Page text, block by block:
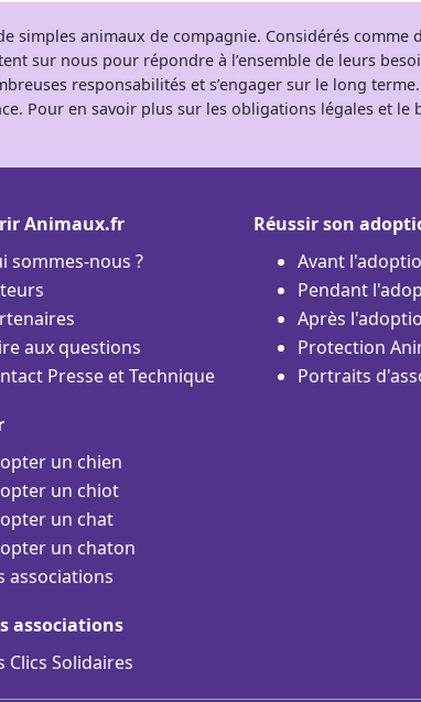
simples animaux de compagnie. Considérés comme
sur nous pour répondre à l’ensemble de leurs
responsabilités et s’engager sur le long
Pour en savoir plus sur les obligations légales et le
Animaux.fr
sommes-nous ?
aux questions
Presse et Technique
un chien
un chiot
un chat
un chaton
associations
associations
Clics Solidaires
Réussir son
Avant
Pendant
Après
Protection
Portraits